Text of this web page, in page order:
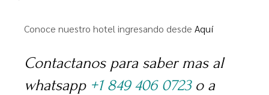
Conoce nuestro hotel ingresando desdeAquí
Contactanos para saber mas al
whatsapp +1 849 406 0723 o a